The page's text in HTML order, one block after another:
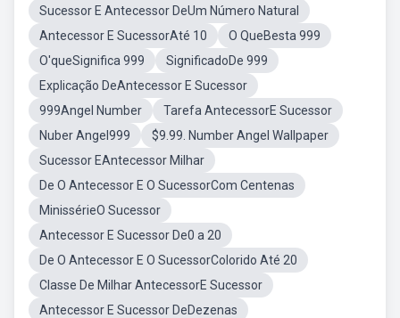
Sucessor E Antecessor DeUm Número Natural
Antecessor E SucessorAté 10
O QueBesta 999
O'queSignifica 999
SignificadoDe 999
Explicação DeAntecessor E Sucessor
999Angel Number
Tarefa AntecessorE Sucessor
Nuber Angel999
$9.99. Number Angel Wallpaper
Sucessor EAntecessor Milhar
De O Antecessor E O SucessorCom Centenas
MinissérieO Sucessor
Antecessor E Sucessor De0 a 20
De O Antecessor E O SucessorColorido Até 20
Classe De Milhar AntecessorE Sucessor
Antecessor E Sucessor DeDezenas